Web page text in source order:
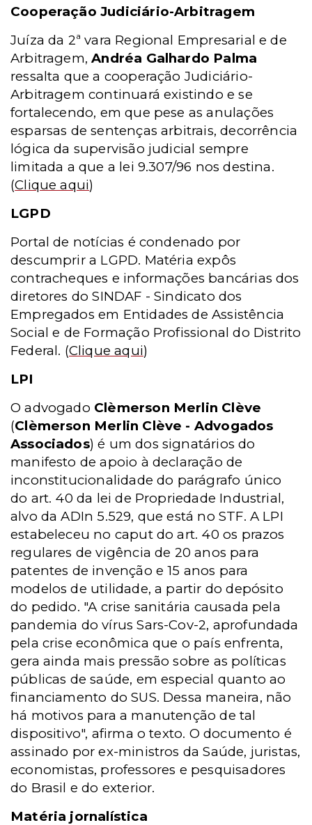
Cooperação Judiciário-Arbitragem
Juíza da 2ª vara Regional Empresarial e de
Arbitragem,Andréa Galhardo Palma
ressalta que a cooperação Judiciário-
Arbitragem continuará existindo e se
fortalecendo, em que pese as anulações
esparsas de sentenças arbitrais, decorrência
lógica da supervisão judicial sempre
limitada a que a lei 9.307/96 nos destina.
(Clique aqui)
LGPD
Portal de notícias é condenado por
descumprir a LGPD. Matéria expôs
contracheques e informações bancárias dos
diretores do SINDAF - Sindicato dos
Empregados em Entidades de Assistência
Social e de Formação Profissional do Distrito
Federal. (Clique aqui)
LPI
O advogado Clèmerson Merlin Clève
(Clèmerson Merlin Clève - Advogados
Associados) é um dos signatários do
manifesto de apoio à declaração de
inconstitucionalidade do parágrafo único
do art. 40 da lei de Propriedade Industrial,
alvo da ADIn 5.529, que está no STF. A LPI
estabeleceu no caput do art. 40 os prazos
regulares de vigência de 20 anos para
patentes de invenção e 15 anos para
modelos de utilidade, a partir do depósito
do pedido. "A crise sanitária causada pela
pandemia do vírus Sars-Cov-2, aprofundada
pela crise econômica que o país enfrenta,
gera ainda mais pressão sobre as políticas
públicas de saúde, em especial quanto ao
financiamento do SUS. Dessa maneira, não
há motivos para a manutenção de tal
dispositivo", afirma o texto. O documento é
assinado por ex-ministros da Saúde, juristas,
economistas, professores e pesquisadores
do Brasil e do exterior.
Matéria jornalística